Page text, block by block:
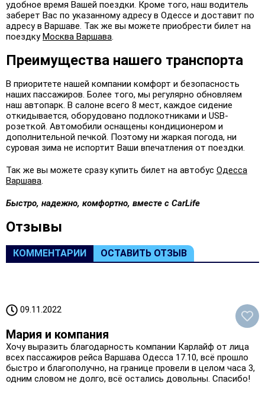
удобное время Вашей поездки. Кроме того, наш водитель
заберет Вас по указанному адресу в Одессе и доставит по
адресу в Варшаве. Так же вы можете приобрести билет на
поездкуМосква Варшава.
Преимущества нашего транспорта
В приоритете нашей компании комфорт и безопасность
наших пассажиров. Более того, мы регулярно обновляем
наш автопарк. В салоне всего 8 мест, каждое сидение
откидывается, оборудовано подлокотниками и USB-
розеткой. Автомобили оснащены кондиционером и
дополнительной печкой. Поэтому ни жаркая погода, ни
суровая зима не испортит Ваши впечатления от поездки.
Так же вы можете сразу купить билет на автобус Одесса
Варшава.
Быстро, надежно, комфортно, вместе с CarLife
Oтзывы
КОММЕНТАРИИ ОСТАВИТЬ ОТЗЫВ
09.11.2022
Мария и компания
Хочу выразить благодарность компании Карлайф от лица
всех пассажиров рейса Варшава Одесса 17.10, всё прошло
быстро и благополучно, на границе провели в целом часа 3,
одним словом не долго, всё остались довольны. Спасибо!